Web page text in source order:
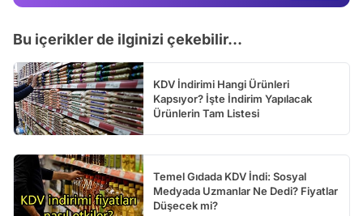
Bu içerikler de ilginizi çekebilir...
KDV İndirimi Hangi Ürünleri
Kapsıyor? İşte İndirim Yapılacak
Ürünlerin Tam Listesi
Temel Gıdada KDV İndi: Sosyal
Medyada Uzmanlar Ne Dedi? Fiyatlar
Düşecek mi?